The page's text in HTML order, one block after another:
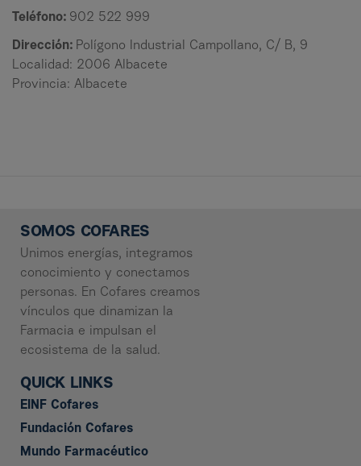
Teléfono: 902 522 999
Dirección: Polígono Industrial Campollano, C/ B, 9
Localidad: 2006 Albacete
Provincia: Albacete
SOMOS COFARES
Unimos energías, integramos
conocimiento y conectamos
personas. En Cofares creamos
vínculos que dinamizan la
Farmacia e impulsan el
ecosistema de la salud.
QUICK LINKS
EINF Cofares
Fundación Cofares
Mundo Farmacéutico